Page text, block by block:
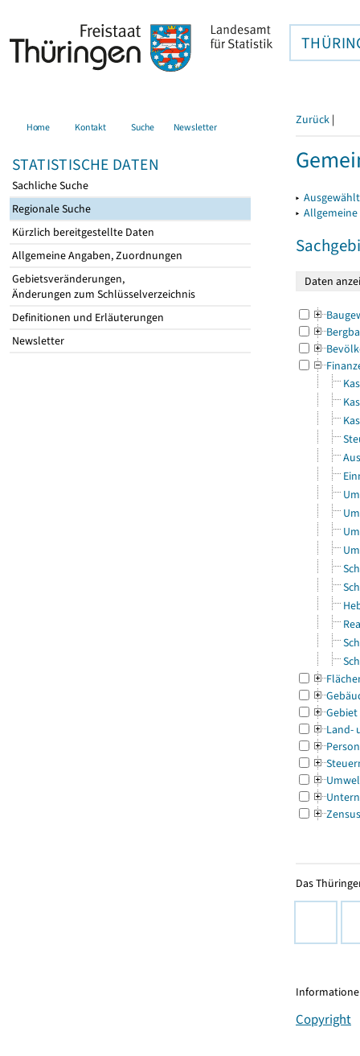
Home Kontakt Suche Newsletter
STATISTISCHE DATEN
Sachliche Suche
Regionale Suche
Kürzlich bereitgestellte Daten
Allgemeine Angaben, Zuordnungen
Gebietsveränderungen,
Änderungen zum Schlüsselverzeichnis
Definitionen und Erläuterungen
Newsletter
Zurück |
▸
▸
Gebiet
Land-
Zensus
Das
Copyright